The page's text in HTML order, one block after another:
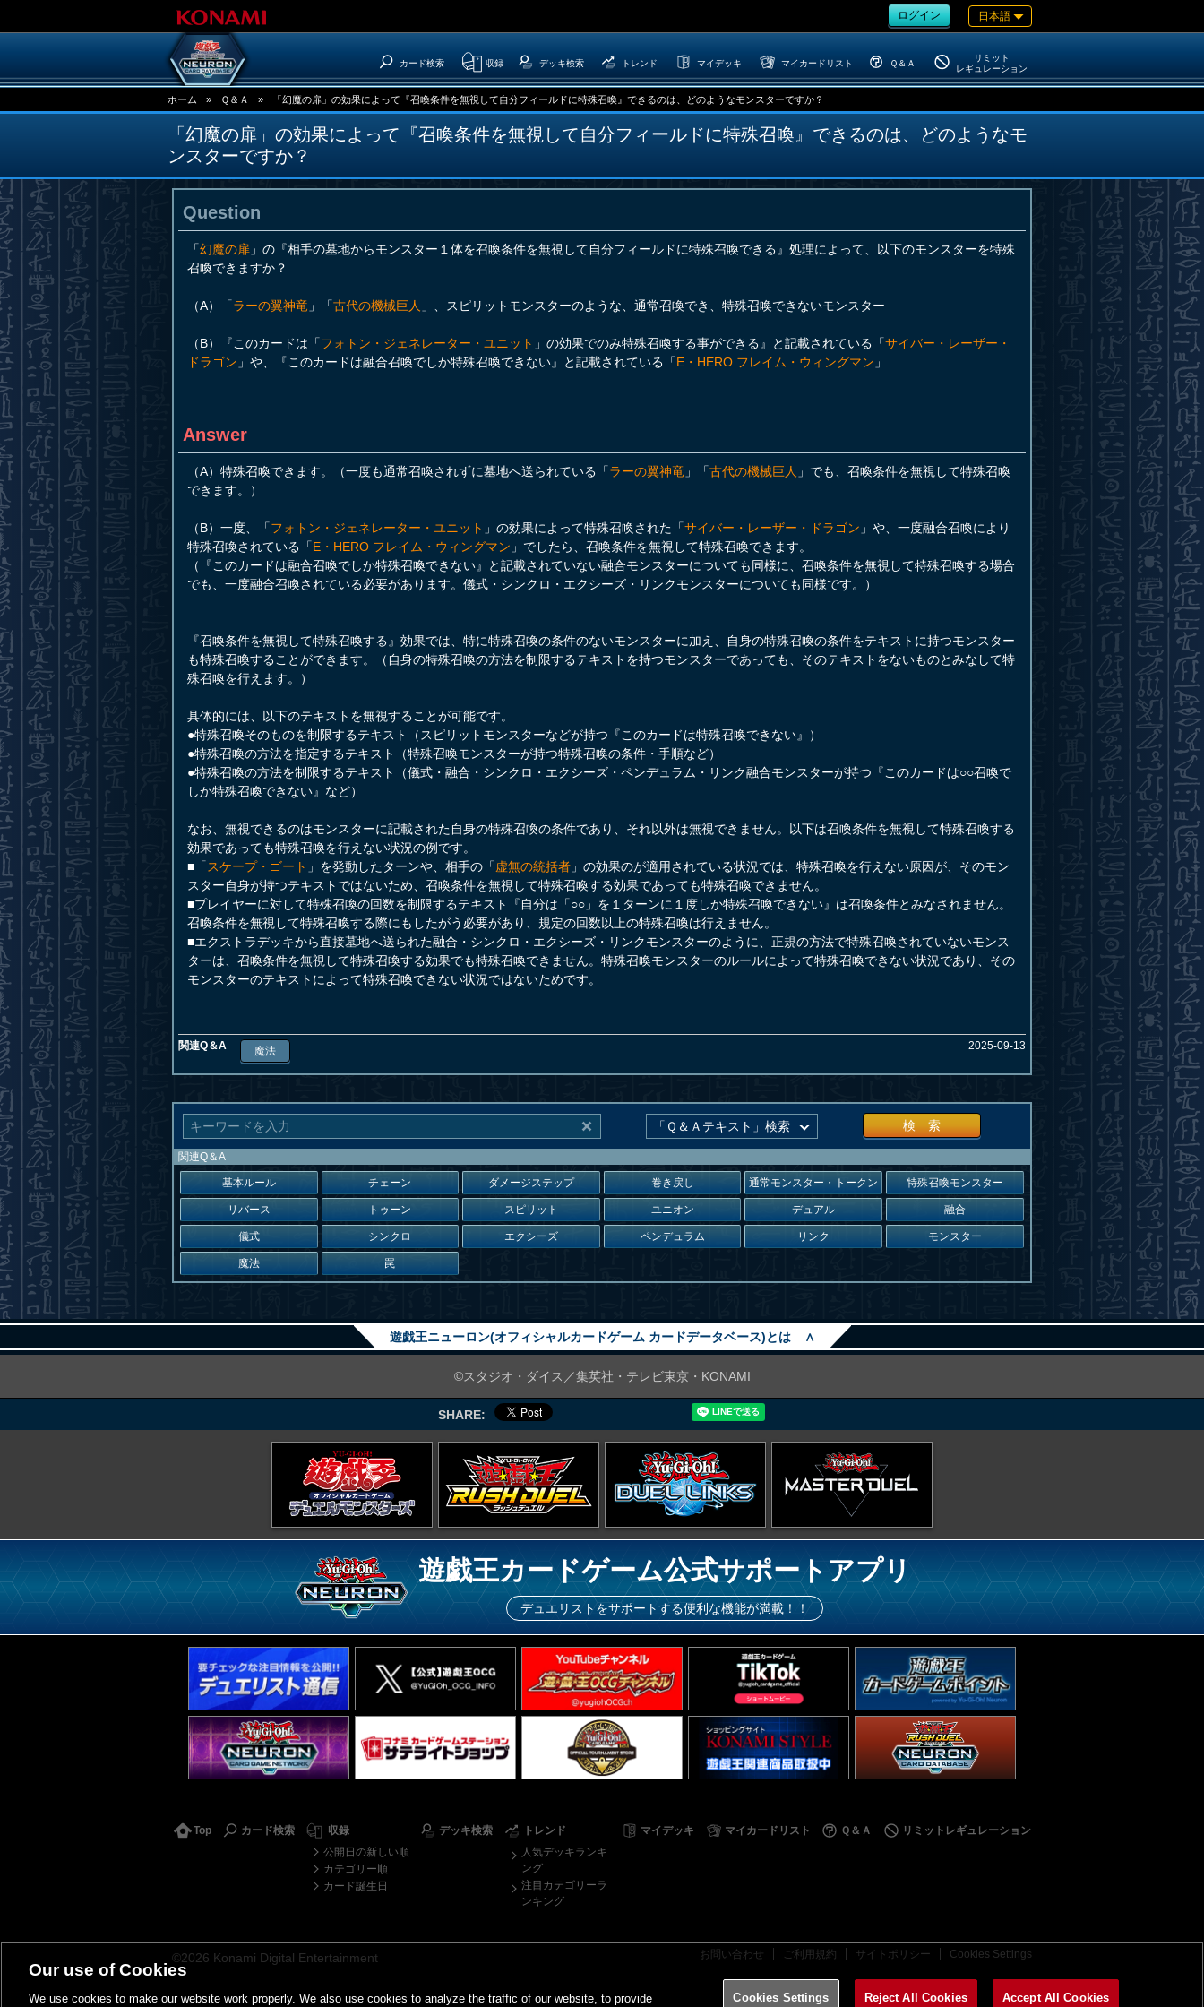
ログイン 日本語
カード検索 収録 デッキ検索 トレンド マイデッキ マイカードリスト Ｑ＆Ａ
リミット
レギュレーション
ホーム » Ｑ＆Ａ » 「幻魔の扉」の効果によって『召喚条件を無視して自分フィールドに特殊召喚』できるのは、どのようなモンスターですか？
「幻魔の扉」の効果によって『召喚条件を無視して自分フィールドに特殊召喚』できるのは、どのようなモ
ンスターですか？
Question
「幻魔の扉 」の『相手の墓地からモンスター１体を召喚条件を無視して自分フィールドに特殊召喚できる』処理によって、以下のモンスターを特殊
召喚できますか？
（A）「ラーの翼神竜 」「古代の機械巨人 」、スピリットモンスターのような、通常召喚でき、特殊召喚できないモンスター
（B）『このカードは「フォトン・ジェネレーター・ユニット 」の効果でのみ特殊召喚する事ができる』と記載されている「サイバー・レーザー・
ドラゴン 」や、『このカードは融合召喚でしか特殊召喚できない』と記載されている「E・HERO フレイム・ウィングマン 」
Answer
（A）特殊召喚できます。（一度も通常召喚されずに墓地へ送られている「ラーの翼神竜 」「古代の機械巨人 」でも、召喚条件を無視して特殊召喚
できます。）
（B）一度、「フォトン・ジェネレーター・ユニット 」の効果によって特殊召喚された「サイバー・レーザー・ドラゴン 」や、一度融合召喚により
特殊召喚されている「E・HERO フレイム・ウィングマン 」でしたら、召喚条件を無視して特殊召喚できます。
（『このカードは融合召喚でしか特殊召喚できない』と記載されていない融合モンスターについても同様に、召喚条件を無視して特殊召喚する場合
でも、一度融合召喚されている必要があります。儀式・シンクロ・エクシーズ・リンクモンスターについても同様です。）
『召喚条件を無視して特殊召喚する』効果では、特に特殊召喚の条件のないモンスターに加え、自身の特殊召喚の条件をテキストに持つモンスター
も特殊召喚することができます。（自身の特殊召喚の方法を制限するテキストを持つモンスターであっても、そのテキストをないものとみなして特
殊召喚を行えます。）
具体的には、以下のテキストを無視することが可能です。
●特殊召喚そのものを制限するテキスト（スピリットモンスターなどが持つ『このカードは特殊召喚できない』）
●特殊召喚の方法を指定するテキスト（特殊召喚モンスターが持つ特殊召喚の条件・手順など）
●特殊召喚の方法を制限するテキスト（儀式・融合・シンクロ・エクシーズ・ペンデュラム・リンク融合モンスターが持つ『このカードは○○召喚で
しか特殊召喚できない』など）
なお、無視できるのはモンスターに記載された自身の特殊召喚の条件であり、それ以外は無視できません。以下は召喚条件を無視して特殊召喚する
効果であっても特殊召喚を行えない状況の例です。
■「 スケープ・ゴート 」を発動したターンや、相手の「 虚無の統括者 」の効果のが適用されている状況では、特殊召喚を行えない原因が、そのモン
スター自身が持つテキストではないため、召喚条件を無視して特殊召喚する効果であっても特殊召喚できません。
■プレイヤーに対して特殊召喚の回数を制限するテキスト『自分は「○○」を１ターンに１度しか特殊召喚できない』は召喚条件とみなされません。
召喚条件を無視して特殊召喚する際にもしたがう必要があり、規定の回数以上の特殊召喚は行えません。
■エクストラデッキから直接墓地へ送られた融合・シンクロ・エクシーズ・リンクモンスターのように、正規の方法で特殊召喚されていないモンス
ターは、召喚条件を無視して特殊召喚する効果でも特殊召喚できません。特殊召喚モンスターのルールによって特殊召喚できない状況であり、その
モンスターのテキストによって特殊召喚できない状況ではないためです。
関連Q＆A 魔法 2025-09-13
検 索
関連Q＆A
基本ルール チェーン ダメージステップ 巻き戻し 通常モンスター・トークン 特殊召喚モンスター
リバース トゥーン スピリット ユニオン デュアル 融合
儀式 シンクロ エクシーズ ペンデュラム リンク モンスター
魔法 罠
遊戯王ニューロン(オフィシャルカードゲーム カードデータベース)とは ∧
©スタジオ・ダイス／集英社・テレビ東京・KONAMI
SHARE:
遊戯王カードゲーム公式サポートアプリ
デュエリストをサポートする便利な機能が満載！！
Top カード検索
収録
公開日の新しい順
カテゴリー順
カード誕生日
デッキ検索
トレンド
人気デッキランキ
ング
注目カテゴリーラ
ンキング
マイデッキ マイカードリスト Ｑ＆Ａ リミットレギュレーション
お問い合わせ ご利用規約 サイトポリシー Cookies Settings
©2026 Konami Digital Entertainment
Our use of Cookies
We use cookies to make our website work properly. We also use cookies to analyze the traffic of our website, to provide Cookies Settings Reject All Cookies Accept All Cookies